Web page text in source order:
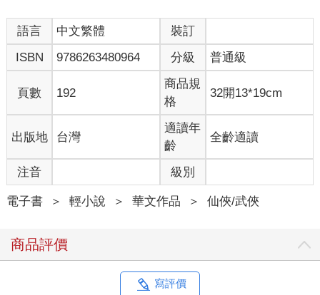
語言 中文繁體
裝訂
ISBN
9786263480964 分級 普通級
頁數 192
商品規
格
32開13*19cm
出版地 台灣
適讀年
齡
全齡適讀
注音 級別
電子書 ＞ 輕小說 ＞ 華文作品 ＞ 仙俠/武俠
商品評價
寫評價